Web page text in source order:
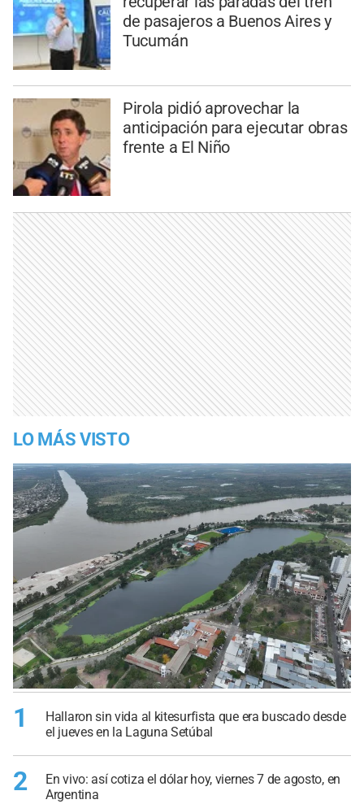
de pasajeros a Buenos Aires y
Tucumán
Pirola pidió aprovechar la
anticipación para ejecutar obras
frente a El Niño
LO MÁS VISTO
1
Hallaron sin vida al kitesurfista que era buscado desde
el jueves en la Laguna Setúbal
2
En vivo: así cotiza el dólar hoy, viernes 7 de agosto, en
Argentina